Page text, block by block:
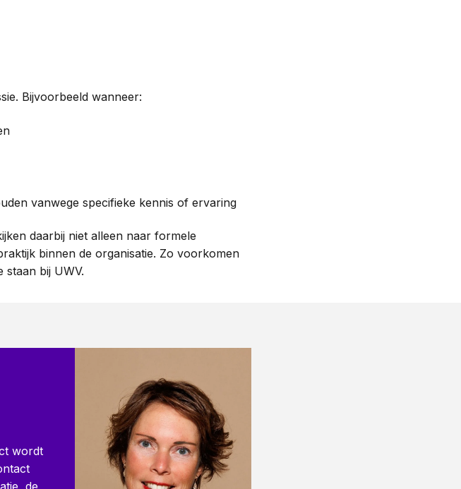
Bijvoorbeeld wanneer:
vanwege specifieke kennis of ervaring
daarbij niet alleen naar formele
binnen de organisatie. Zo voorkomen
staan bij UWV.
wordt
de